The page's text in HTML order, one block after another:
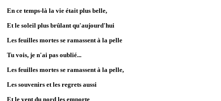
En ce temps-là la vie était plus belle,
Et le soleil plus brûlant qu'aujourd'hui
Les feuilles mortes se ramassent à la pelle
Tu vois, je n'ai pas oublié...
Les feuilles mortes se ramassent à la pelle,
Les souvenirs et les regrets aussi
Et le vent du nord les emporte